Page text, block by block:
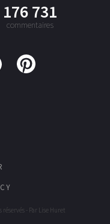
176 731
commentaires
réservés - Par Lise Huret